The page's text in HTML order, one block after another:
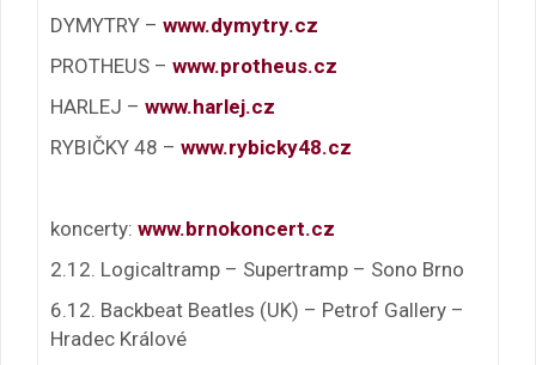
DYMYTRY – www.dymytry.cz
PROTHEUS – www.protheus.cz
HARLEJ – www.harlej.cz
RYBIČKY 48 – www.rybicky48.cz
koncerty: www.brnokoncert.cz
2.12. Logicaltramp – Supertramp – Sono Brno
6.12. Backbeat Beatles (UK) – Petrof Gallery –
Hradec Králové